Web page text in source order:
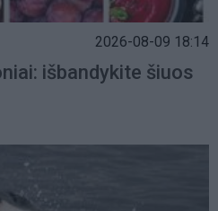
2026-08-09 18:14
išbandykite šiuos